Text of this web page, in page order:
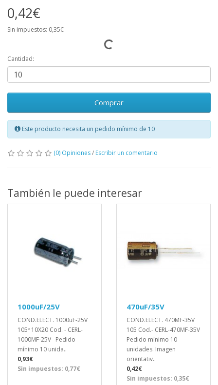
0,42€
Sin impuestos: 0,35€
Cantidad:
Comprar
Este producto necesita un pedido mínimo de 10
(0) Opiniones/ Escribir un comentario
También le puede interesar
1000uF/25V
COND.ELECT. 1000uF-25V
105º 10X20 Cod. - CERL-
1000MF-25V Pedido
mínimo 10 unida..
0,93€
Sin impuestos: 0,77€
470uF/35V
COND.ELECT. 470MF-35V
105 Cod.- CERL-470MF-35V
Pedido mínimo 10
unidades. Imagen
orientativ..
0,42€
Sin impuestos: 0,35€